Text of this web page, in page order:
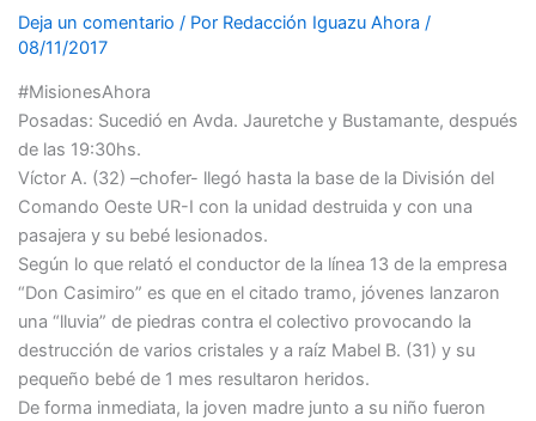
Deja un comentario / Por Redacción Iguazu Ahora /
08/11/2017
#MisionesAhora
Posadas: Sucedió en Avda. Jauretche y Bustamante, después
de las 19:30hs.
Víctor A. (32) –chofer- llegó hasta la base de la División del
Comando Oeste UR-I con la unidad destruida y con una
pasajera y su bebé lesionados.
Según lo que relató el conductor de la línea 13 de la empresa
“Don Casimiro” es que en el citado tramo, jóvenes lanzaron
una “lluvia” de piedras contra el colectivo provocando la
destrucción de varios cristales y a raíz Mabel B. (31) y su
pequeño bebé de 1 mes resultaron heridos.
De forma inmediata, la joven madre junto a su niño fueron